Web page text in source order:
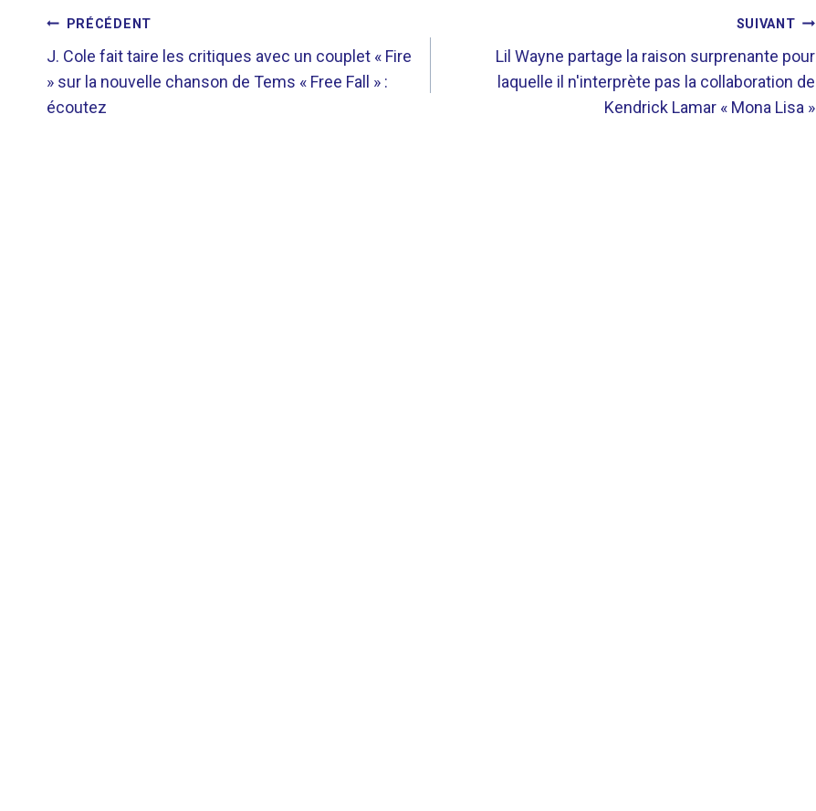
NAVIGATION
DE
L’ARTICLE
PRÉCÉDENT
J. Cole fait taire les critiques avec un couplet « Fire
» sur la nouvelle chanson de Tems « Free Fall » :
écoutez
SUIVANT
Lil Wayne partage la raison surprenante pour
laquelle il n'interprète pas la collaboration de
Kendrick Lamar « Mona Lisa »